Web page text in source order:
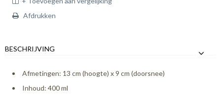
Afdrukken
BESCHRIJVING
Afmetingen: 13 cm (hoogte) x 9 cm (doorsnee)
Inhoud: 400 ml